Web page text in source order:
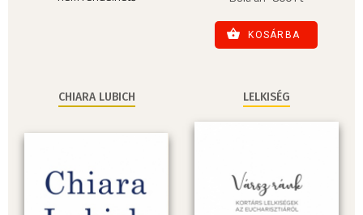
KOSÁRBA
CHIARA LUBICH LELKISÉG